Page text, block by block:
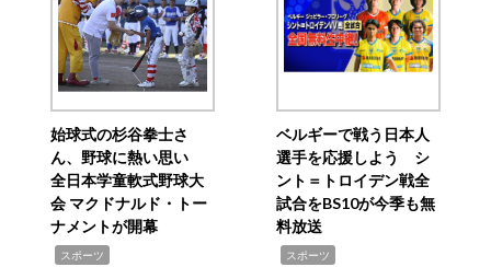
始球式の杉谷拳士さ
ん、野球に熱い思い
全日本学童軟式野球大
会 マクドナルド・トー
ナメントが開幕
スポーツ
ベルギーで戦う日本人
選手を応援しよう シ
ント＝トロイデン戦全
試合をBS10が今季も無
料放送
スポーツ